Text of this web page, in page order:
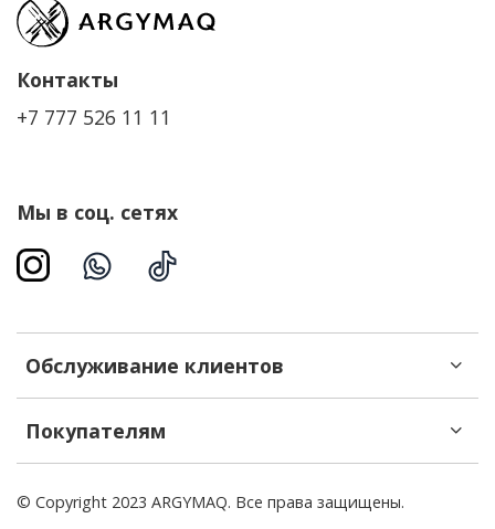
Обслуживание клиентов
Покупателям
Контакты
+7 777 526 11 11
Мы в соц. сетях
© Copyright 2023 ARGYMAQ. Все права защищены.